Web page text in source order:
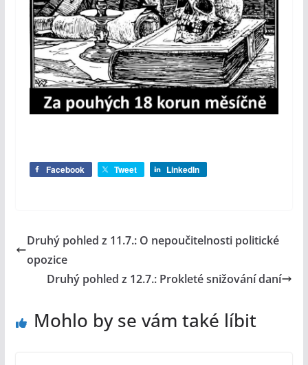
Facebook Tweet LinkedIn
Druhý pohled z 11.7.: O nepoučitelnosti politické
opozice
Druhý pohled z 12.7.: Prokleté snižování daní
Mohlo by se vám také líbit